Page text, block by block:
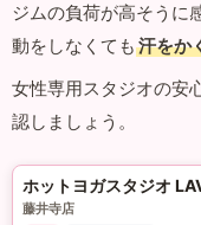
ジムの負荷が高そうに
動をしなくても 汗をか
女性専用スタジオの安
認しましょう。
ホットヨガスタジオ
藤井寺店